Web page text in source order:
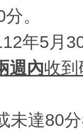
。
年5月
週內收
達80